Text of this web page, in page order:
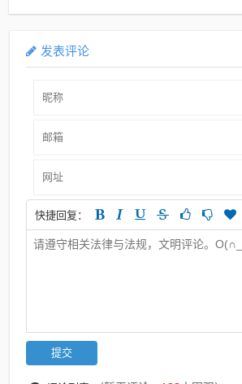
发表评论
快捷回复：